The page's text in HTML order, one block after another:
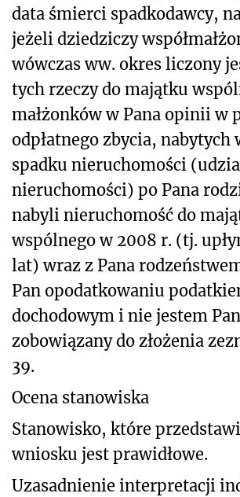
data śmierci spadkodawcy,
jeżeli dziedziczy
wówczas ww. okres liczony
tych rzeczy do majątku
małżonków w Pana opinii w
odpłatnego zbycia, nabytych
spadku nieruchomości
nieruchomości) po Pana
nabyli nieruchomość do
wspólnego w 2008 r. (tj.
lat) wraz z Pana
Pan opodatkowaniu
dochodowym i nie jestem Pan
zobowiązany do złożenia
39.
Ocena stanowiska
Stanowisko, które
wniosku jest prawidłowe.
Uzasadnienie interpretacji